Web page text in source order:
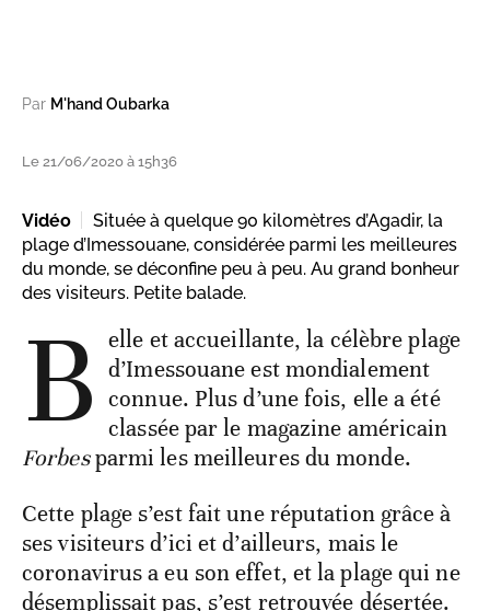
Par M'hand Oubarka
Le 21/06/2020 à 15h36
Vidéo
Située à quelque 90 kilomètres d’Agadir, la
plage d’Imessouane, considérée parmi les meilleures
du monde, se déconfine peu à peu. Au grand bonheur
des visiteurs. Petite balade.
B elle et accueillante, la célèbre plage
d’Imessouane est mondialement
connue. Plus d’une fois, elle a été
classée par le magazine américain
Forbesparmi les meilleures du monde.
Cette plage s’est fait une réputation grâce à
ses visiteurs d’ici et d’ailleurs, mais le
coronavirus a eu son effet, et la plage qui ne
désemplissait pas, s’est retrouvée désertée.